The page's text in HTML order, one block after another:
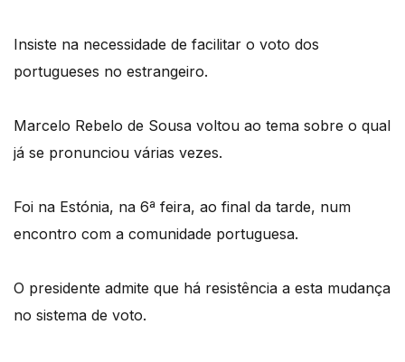
Insiste na necessidade de facilitar o voto dos
portugueses no estrangeiro.
Marcelo Rebelo de Sousa voltou ao tema sobre o qual
já se pronunciou várias vezes.
Foi na Estónia, na 6ª feira, ao final da tarde, num
encontro com a comunidade portuguesa.
O presidente admite que há resistência a esta mudança
no sistema de voto.